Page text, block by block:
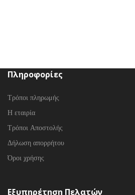
Πληροφορίες
Τρόποι πληρωμής
Η εταιρία
Τρόποι Αποστολής
Δήλωση απορρήτου
Όροι χρήσης
Εξυπηρέτηση Πελατών